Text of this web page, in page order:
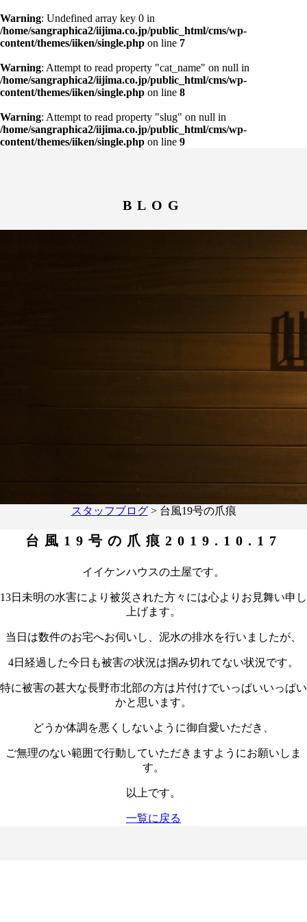
Warning: Undefined array key 0 in
/home/sangraphica2/iijima.co.jp/public_html/cms/wp-
content/themes/iiken/single.php on line 7
Warning: Attempt to read property "cat_name" on null in
/home/sangraphica2/iijima.co.jp/public_html/cms/wp-
content/themes/iiken/single.php on line 8
Warning: Attempt to read property "slug" on null in
/home/sangraphica2/iijima.co.jp/public_html/cms/wp-
content/themes/iiken/single.php on line 9
BLOG
スタッフブログ> 台風19号の爪痕
台風19号の爪痕 2019.10.17
イイケンハウスの土屋です。
13日未明の水害により被災された方々には心よりお見舞い申し
上げます。
当日は数件のお宅へお伺いし、泥水の排水を行いましたが、
4日経過した今日も被害の状況は掴み切れてない状況です。
特に被害の甚大な長野市北部の方は片付けでいっぱいいっぱい
かと思います。
どうか体調を悪くしないように御自愛いただき、
ご無理のない範囲で行動していただきますようにお願いしま
す。
以上です。
一覧に戻る